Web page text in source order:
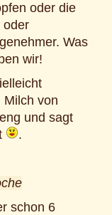
oder die
oder
Was
wir!
Milch von
und sagt
.
schon 6